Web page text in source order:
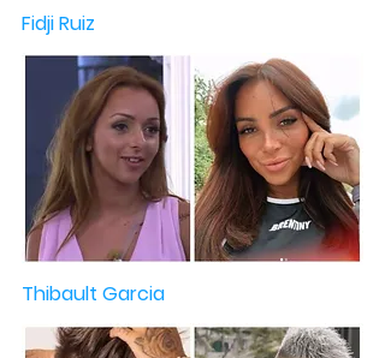
Fidji Ruiz
Thibault Garcia